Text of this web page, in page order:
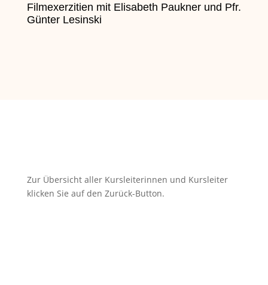
Filmexerzitien mit Elisabeth Paukner und Pfr.
Günter Lesinski
Zur Übersicht aller Kursleiterinnen und Kursleiter
klicken Sie auf den Zurück-Button.